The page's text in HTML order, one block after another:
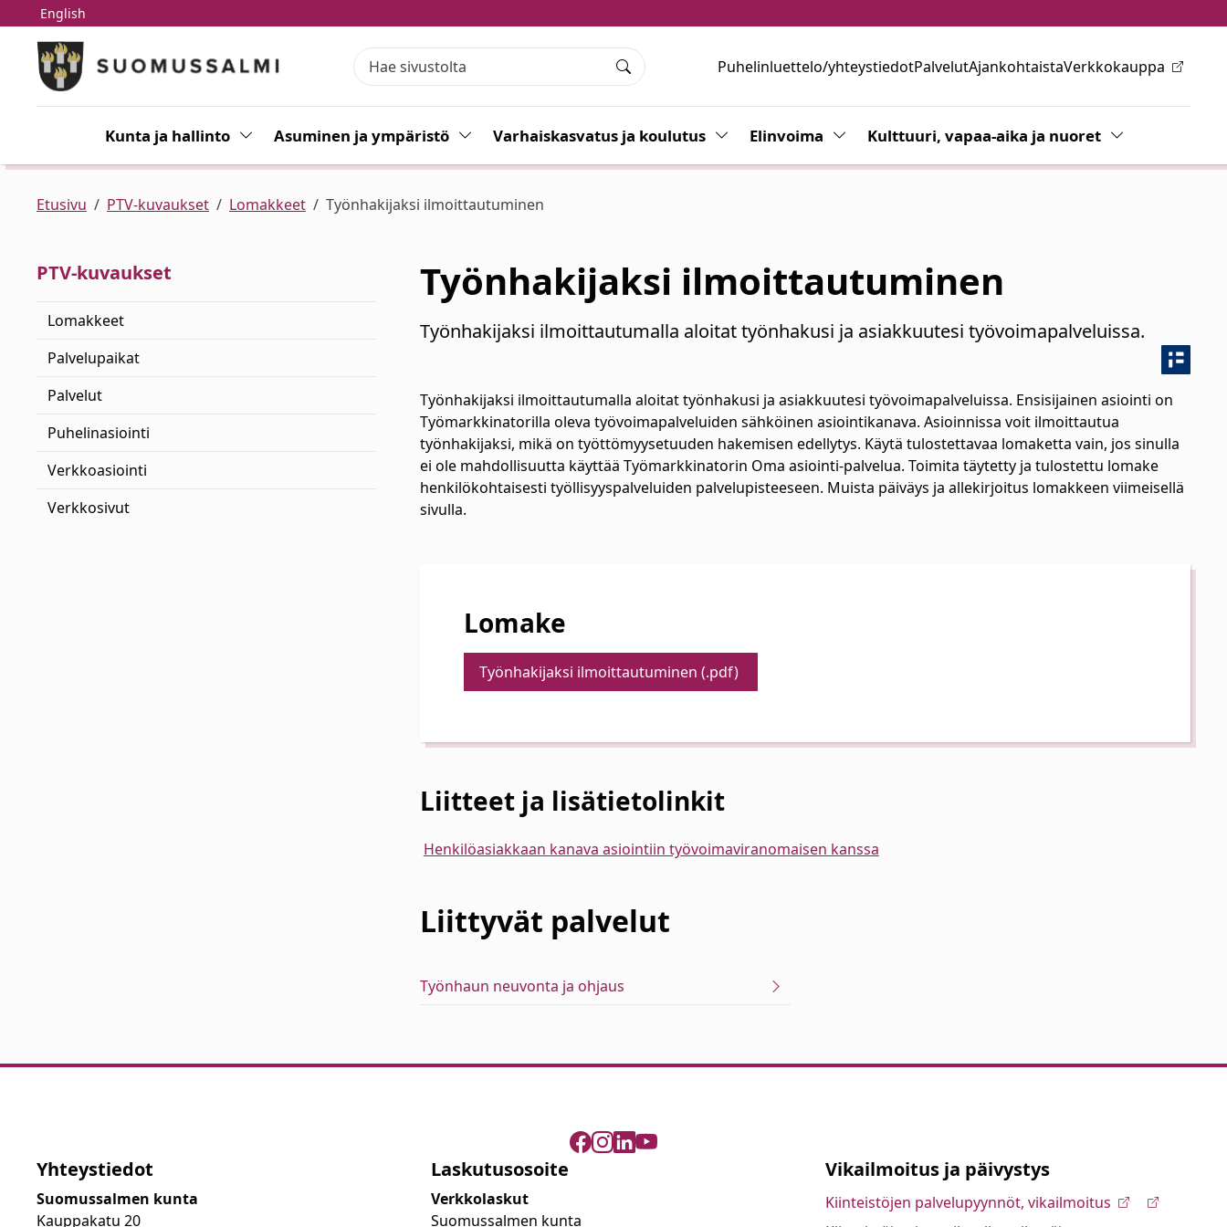
Siirry pääsisältöön
Siirry päävalikkoon
Puhelinluettelo/yhteystiedotPalvelutAjankohtaistaVerkkokauppa
English
Haku
Kunta ja hallinto Vaihda alasvetovalikkoa
Asuminen ja ympäristö Vaihda alasvetovalikkoa
Varhaiskasvatus ja koulutus Vaihda alasvetovalikkoa
Elinvoima Vaihda alasvetovalikkoa
Kulttuuri, vapaa-aika ja nuoret Vaihda
Etusivu PTV-kuvaukset Lomakkeet Työnhakijaksi ilmoittautuminen
PTV-kuvaukset
Lomakkeet
Palvelupaikat
Palvelut
Puhelinasiointi
Verkkoasiointi
Verkkosivut
Työnhakijaksi ilmoittautuminen
Työnhakijaksi ilmoittautumalla aloitat työnhakusi ja asiakkuutesi työvoimapalveluissa.
Työnhakijaksi ilmoittautumalla aloitat työnhakusi ja asiakkuutesi työvoimapalveluissa. Ensisijainen asiointi on
Työmarkkinatorilla oleva työvoimapalveluiden sähköinen asiointikanava. Asioinnissa voit ilmoittautua
työnhakijaksi, mikä on työttömyysetuuden hakemisen edellytys. Käytä tulostettavaa lomaketta vain, jos sinulla
ei ole mahdollisuutta käyttää Työmarkkinatorin Oma asiointi-palvelua. Toimita täytetty ja tulostettu lomake
henkilökohtaisesti työllisyyspalveluiden palvelupisteeseen. Muista päiväys ja allekirjoitus lomakkeen viimeisellä
sivulla.
Lomake
Työnhakijaksi ilmoittautuminen (.pdf)
Liitteet ja lisätietolinkit
Henkilöasiakkaan kanava asiointiin työvoimaviranomaisen kanssa
Liittyvät palvelut
Työnhaun neuvonta ja ohjaus
Yhteystiedot
Suomussalmen kunta
Kauppakatu 20
Laskutusosoite
Verkkolaskut
Suomussalmen kunta
Vikailmoitus ja päivystys
Kiinteistöjen palvelupyynnöt, vikailmoitus